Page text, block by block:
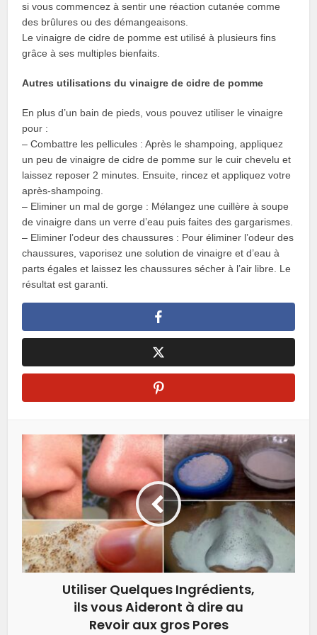
si vous commencez à sentir une réaction cutanée comme
des brûlures ou des démangeaisons.
Le vinaigre de cidre de pomme est utilisé à plusieurs fins
grâce à ses multiples bienfaits.
Autres utilisations du vinaigre de cidre de pomme
En plus d’un bain de pieds, vous pouvez utiliser le vinaigre
pour :
– Combattre les pellicules : Après le shampoing, appliquez
un peu de vinaigre de cidre de pomme sur le cuir chevelu et
laissez reposer 2 minutes. Ensuite, rincez et appliquez votre
après-shampoing.
– Eliminer un mal de gorge : Mélangez une cuillère à soupe
de vinaigre dans un verre d’eau puis faites des gargarismes.
– Eliminer l’odeur des chaussures : Pour éliminer l’odeur des
chaussures, vaporisez une solution de vinaigre et d’eau à
parts égales et laissez les chaussures sécher à l’air libre. Le
résultat est garanti.
Utiliser Quelques Ingrédients,
ils vous Aideront à dire au
Revoir aux gros Pores